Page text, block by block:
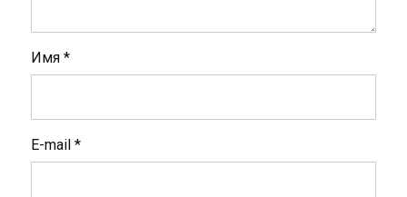
Имя *
E-mail *